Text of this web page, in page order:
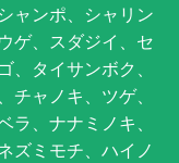
ャンポ、シャリン
ゲ、スダジイ、セ
タイサンボク、
ャノキ、ツゲ、
ラ、ナナミノキ、
ズミモチ、ハイノ